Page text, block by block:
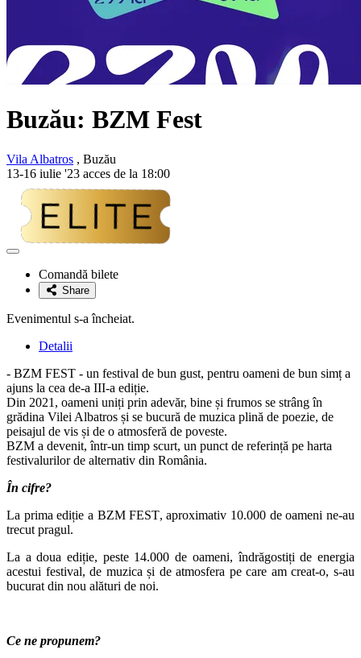
Buzău: BZM Fest
Vila Albatros , Buzău
13-16 iulie '23 acces de la 18:00
Adaugă
favoriteComandă bilete
Share
Evenimentul s-a încheiat.
Detalii
- BZM FEST - un festival de bun gust, pentru oameni de bun simț a
ajuns la cea de-a III-a ediție.
Din 2021, oameni uniți prin adevăr, bine și frumos se strâng în
grădina Vilei Albatros și se bucură de muzica plină de poezie, de
peisajul de vis și de o atmosferă de poveste.
BZM a devenit, într-un timp scurt, un punct de referință pe harta
festivalurilor de alternativ din România.
În cifre?
La prima ediție a BZM FEST, aproximativ 10.000 de oameni ne-au
trecut pragul.
La a doua ediție, peste 14.000 de oameni,îndrăgostiți de energia
acestui festival, de muzica și de atmosfera pe care am creat-o, s-au
bucurat din nou alături de noi.
Ce ne propunem?